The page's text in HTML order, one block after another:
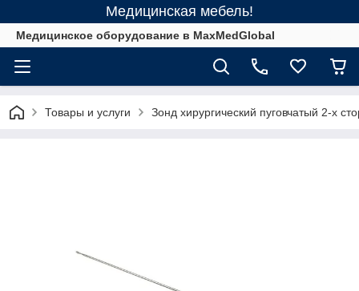
Медицинская мебель!
Медицинское оборудование в MaxMedGlobal
Товары и услуги Зонд хирургический пуговчатый 2-х